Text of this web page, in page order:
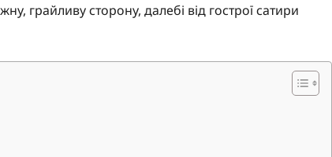
грайливу сторону, далебі від гострої сатири